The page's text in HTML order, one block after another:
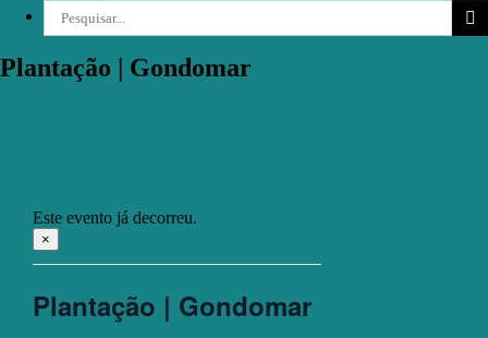
Plantação | Gondomar
Este evento já decorreu.
×
Plantação | Gondomar